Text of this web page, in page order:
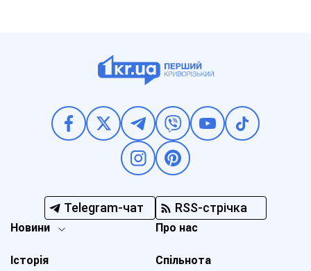
Telegram-чат RSS-стрічка
Новини
Історія
Про нас
Спільнота